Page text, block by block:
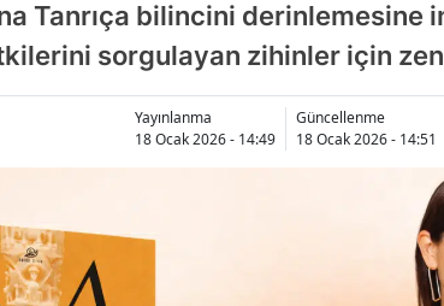
Tanrıça bilincini
sorgulayan zihinler için
Yayınlanma
18 Ocak 2026 - 14:49
Güncellenme
18 Ocak 2026 - 14:51